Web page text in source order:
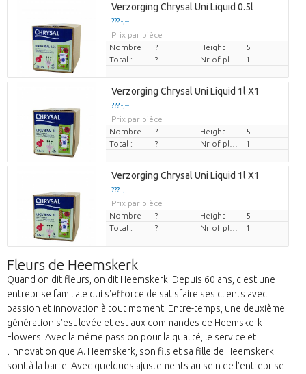
Verzorging Chrysal Uni Liquid 0.5l
??? -,--
Prix par pièce
Nombre
? Height
5
Total :
? 1
Verzorging Chrysal Uni Liquid 1l X1
??? -,--
Prix par pièce
Nombre
? Height
5
Total :
? 1
Verzorging Chrysal Uni Liquid 1l X1
??? -,--
Prix par pièce
Nombre
? Height
5
Total :
? 1
Fleurs de Heemskerk
Quand on dit fleurs, on dit Heemskerk. Depuis 60 ans, c'est une
entreprise familiale qui s'efforce de satisfaire ses clients avec
passion et innovation à tout moment. Entre-temps, une deuxième
génération s'est levée et est aux commandes de Heemskerk
Flowers. Avec la même passion pour la qualité, le service et
l'innovation que A. Heemskerk, son fils et sa fille de Heemskerk
sont à la barre. Avec quelques ajustements au sein de l'entreprise